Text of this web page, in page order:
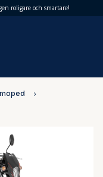
roligare och smartare!
5